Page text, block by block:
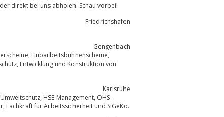
Werkzeug und Verbrauchsmaterial einfach online bestellen, oder direkt bei uns abholen. Schau vorbei!
Friedrichshafen
Gengenbach
Karlsruhe
Management, SCC-Regelwerk und bei Schulungen als HSE-Manager, OHS-Manager, Fachkraft für Arbeitssicherheit und SiGeKo.